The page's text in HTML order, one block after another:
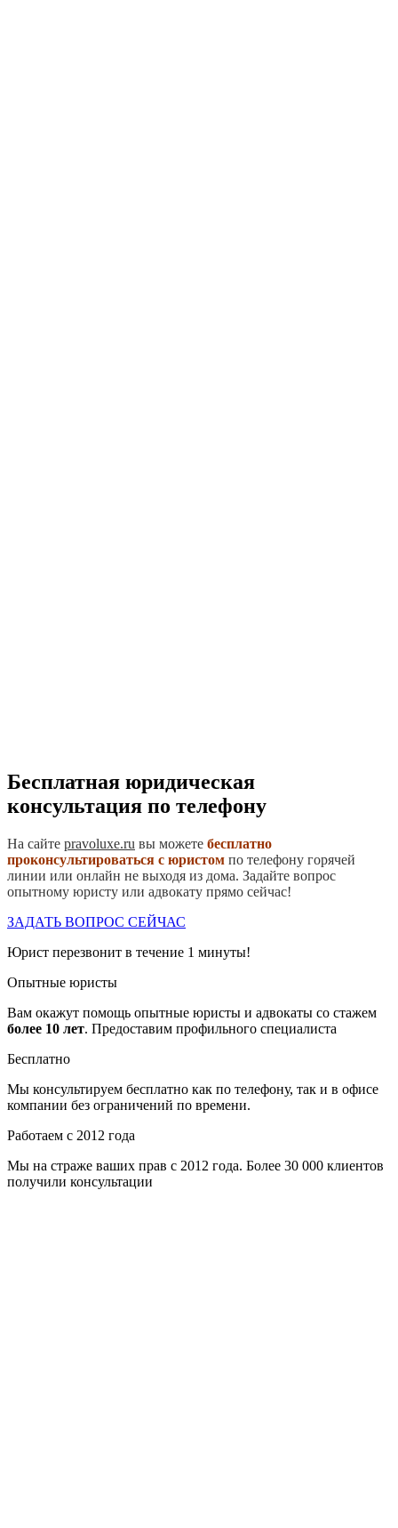
Бесплатная юридическая
консультация по телефону
На сайте pravoluxe.ru вы можете бесплатно
проконсультироваться с юристом по телефону горячей
линии или онлайн не выходя из дома. Задайте вопрос
опытному юристу или адвокату прямо сейчас!
ЗАДАТЬ ВОПРОС СЕЙЧАС
Юрист перезвонит в течение 1 минуты!
Опытные юристы
Вам окажут помощь опытные юристы и адвокаты со стажем
более 10 лет. Предоставим профильного специалиста
Бесплатно
Мы консультируем бесплатно как по телефону, так и в офисе
компании без ограничений по времени.
Работаем с 2012 года
Мы на страже ваших прав с 2012 года. Более 30 000 клиентов
получили консультации